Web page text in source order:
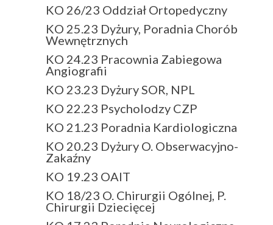
KO 26/23 Oddział Ortopedyczny
KO 25.23 Dyżury, Poradnia Chorób
Wewnętrznych
KO 24.23 Pracownia Zabiegowa
Angiografii
KO 23.23 Dyżury SOR, NPL
KO 22.23 Psycholodzy CZP
KO 21.23 Poradnia Kardiologiczna
KO 20.23 Dyżury O. Obserwacyjno-
Zakaźny
KO 19.23 OAIT
KO 18/23 O. Chirurgii Ogólnej, P.
Chirurgii Dziecięcej